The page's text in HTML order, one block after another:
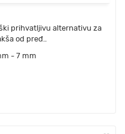
prihvatljivu alternativu za
od pređ..
- 7 mm